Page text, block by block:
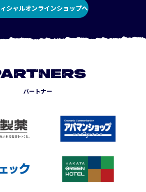
シャルオンラインショップへ
パートナー